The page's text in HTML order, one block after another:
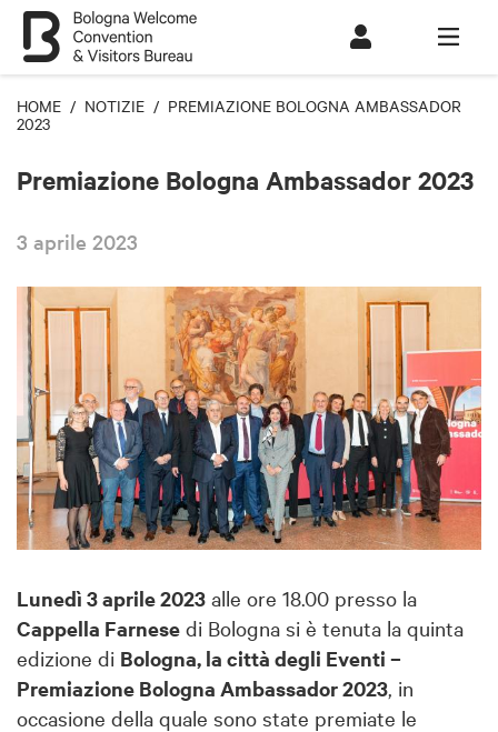
HOME / NOTIZIE / PREMIAZIONE BOLOGNA AMBASSADOR
2023
Premiazione Bologna Ambassador 2023
3 aprile 2023
Lunedì 3 aprile 2023 alle ore 18.00 presso la
Cappella Farnese di Bologna si è tenuta la quinta
edizione di Bologna, la città degli Eventi –
Premiazione Bologna Ambassador 2023, in
occasione della quale sono state premiate le